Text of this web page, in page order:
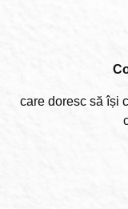
care doresc să își